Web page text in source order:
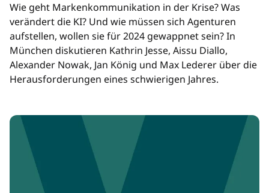
Wie geht Markenkommunikation in der Krise? Was
verändert die KI? Und wie müssen sich Agenturen
aufstellen, wollen sie für 2024 gewappnet sein? In
München diskutieren Kathrin Jesse, Aissu Diallo,
Alexander Nowak, Jan König und Max Lederer über die
Herausforderungen eines schwierigen Jahres.